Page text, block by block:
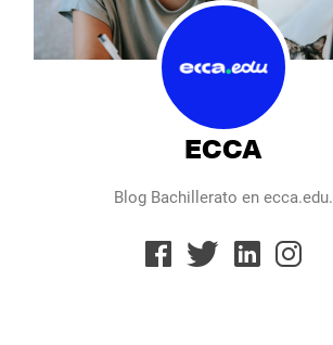
ECCA
Blog Bachillerato en ecca.edu.